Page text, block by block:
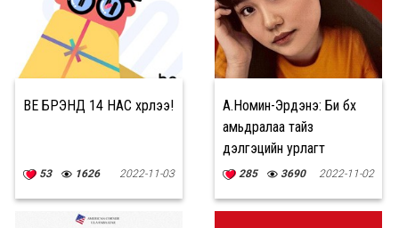
BE БРЭНД 14 НАС хүрлээ!
53 1626 2022-11-03
А.Номин-Эрдэнэ: Би бүх
амьдралаа тайз
дэлгэцийн урлагт
зориулна
285 3690 2022-11-02